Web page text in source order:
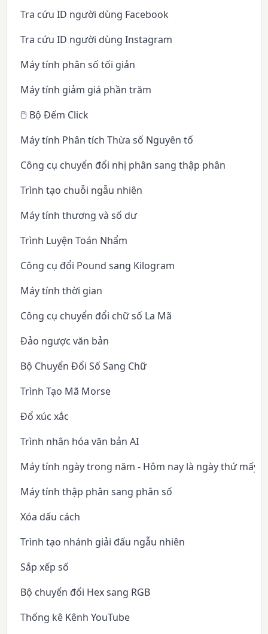
Tra cứu ID người dùng Facebook
Tra cứu ID người dùng Instagram
Máy tính phân số tối giản
Máy tính giảm giá phần trăm
🖱️ Bộ Đếm Click
Máy tính Phân tích Thừa số Nguyên tố
Công cụ chuyển đổi nhị phân sang thập phân
Trình tạo chuỗi ngẫu nhiên
Máy tính thương và số dư
Trình Luyện Toán Nhẩm
Công cụ đổi Pound sang Kilogram
Máy tính thời gian
Công cụ chuyển đổi chữ số La Mã
Đảo ngược văn bản
Bộ Chuyển Đổi Số Sang Chữ
Trình Tạo Mã Morse
Đổ xúc xắc
Trình nhân hóa văn bản AI
Máy tính ngày trong năm - Hôm nay là ngày thứ mấy
Máy tính thập phân sang phân số
Xóa dấu cách
Trình tạo nhánh giải đấu ngẫu nhiên
Sắp xếp số
Bộ chuyển đổi Hex sang RGB
Thống kê Kênh YouTube